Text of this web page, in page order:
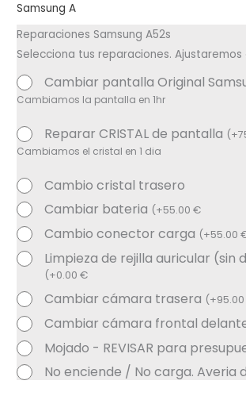
Samsung A
Reparaciones Samsung A52s
Selecciona tus reparaciones. Ajustaremos
Cambiar pantalla Original
Cambiamos la pantalla en 1hr
Reparar CRISTAL de pantalla (+
Cambiamos el cristal en 1 dia
Cambio cristal trasero
Cambiar bateria (+55.00€
Cambio conector carga (+55.00
Limpieza de rejilla auricular (sin
(+0.00€
Cambiar cámara trasera (+
Cambiar cámara frontal
Mojado - REVISAR para
No enciende / No carga. Averia